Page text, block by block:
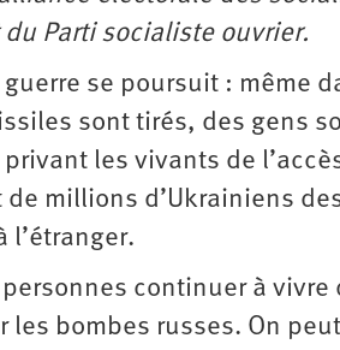
Parti socialiste ouvrier.
se poursuit : même
sont tirés, des gens
les vivants de
de millions d’Ukrainiens
l’étranger.
continuer à vivre
les bombes russes. On